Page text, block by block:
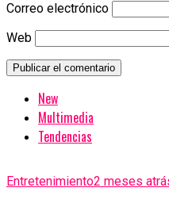
Correo electrónico
Web
New
Multimedia
Tendencias
Entretenimiento2 meses